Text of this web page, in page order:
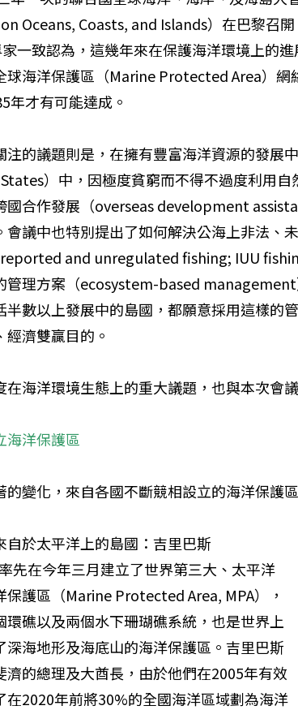
Oceans, Coasts, and Islands）在巴黎召
一致認為，這幾年來在保護海洋環境上的
球海洋保護區（Marine Protected Area）網
年才有可能達成。
注的議題則是，在擁有豐富海洋資源的發展
）中，因極度貧窮而不得不過度利用
國合作發展（overseas development
會議中也特別提出了如何解決公海上非法、
and unregulated fishing; IUU
管理方案（ecosystem-based
半數以上發展中的島國，都願意採用這樣的
濟雙贏目的。
在海洋環境生態上的重大議題，也與本次會
海洋保護區
的變化，來自各國不斷競相設立的海洋保護
自於太平洋上的島國：吉里巴斯
先在今年三月建立了世界第三大、太平洋
保護區（Marine Protected Area, MPA），
環礁以及兩個水下珊瑚礁系統，也是世界上
深海地形及海底山的海洋保護區。吉里巴斯
濟的總理及大酋長，由於他們在2005年有效
在2020年前將30%的全國海洋區域劃為海洋